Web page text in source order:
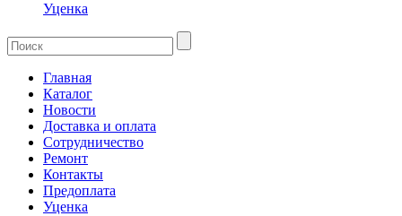
Уценка
Главная
Каталог
Новости
Доставка и оплата
Сотрудничество
Ремонт
Контакты
Предоплата
Уценка